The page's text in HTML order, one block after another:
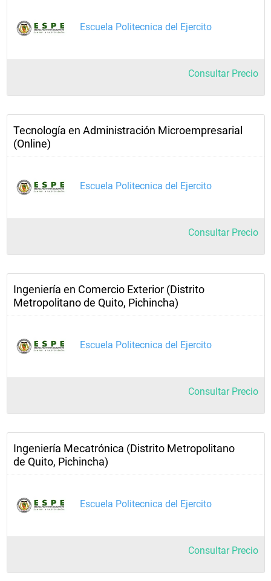
Escuela Politecnica del Ejercito
Consultar Precio
Tecnología en Administración Microempresarial
(Online)
Escuela Politecnica del Ejercito
Consultar Precio
Ingeniería en Comercio Exterior (Distrito
Metropolitano de Quito, Pichincha)
Escuela Politecnica del Ejercito
Consultar Precio
Ingeniería Mecatrónica (Distrito Metropolitano
de Quito, Pichincha)
Escuela Politecnica del Ejercito
Consultar Precio